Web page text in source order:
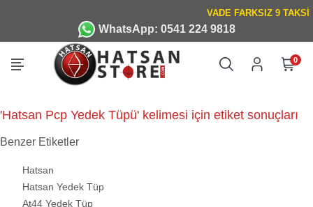
WhatsApp: 0541 224 9818
0
'Hatsan Pcp Yedek Tüpü' kelimesi için etiket sonuçları
Benzer Etiketler
Hatsan
Hatsan Yedek Tüp
At44 Yedek Tüp